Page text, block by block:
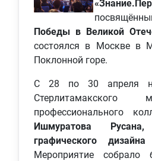
Победы в Великой
состоялся в Москве в
Поклонной горе.
С 28 по 30 апреля
Стерлитамакского
профессионального
Ишмуратова Русана,
графического
Мероприятие